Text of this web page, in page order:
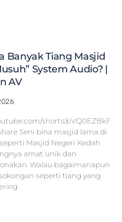
Banyak Tiang Masjid
System Audio? |
AV
shorts/
Seni bina masjid lama di
Masjid Negeri Kedah
amat unik dan
Walau bagaimanapun,
seperti tiang yang